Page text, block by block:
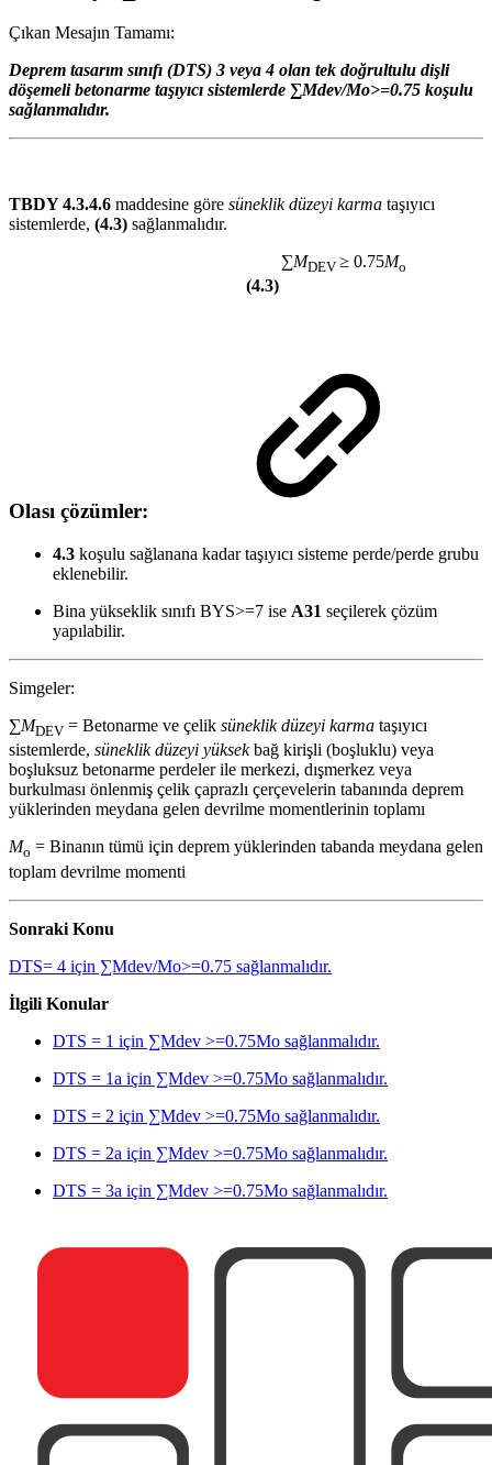
Çıkan Mesajın Tamamı:
Deprem tasarım sınıfı (DTS) 3 veya 4 olan tek doğrultulu dişli
döşemeli betonarme taşıyıcı sistemlerde ∑Mdev/Mo>=0.75 koşulu
sağlanmalıdır.
TBDY 4.3.4.6 maddesine göre süneklik düzeyi karma taşıyıcı
sistemlerde, (4.3) sağlanmalıdır.
∑MDEV ≥ 0.75Mo
(4.3)
Olası çözümler:
4.3 koşulu sağlanana kadar taşıyıcı sisteme perde/perde grubu
eklenebilir.
Bina yükseklik sınıfı BYS>=7 ise A31 seçilerek çözüm
yapılabilir.
Simgeler:
∑MDEV = Betonarme ve çelik süneklik düzeyi karma taşıyıcı
sistemlerde, süneklik düzeyi yüksekbağ kirişli (boşluklu) veya
boşluksuz betonarme perdeler ile merkezi, dışmerkez veya
burkulması önlenmiş çelik çaprazlı çerçevelerin tabanında deprem
yüklerinden meydana gelen devrilme momentlerinin toplamı
Mo = Binanın tümü için deprem yüklerinden tabanda meydana gelen
toplam devrilme momenti
Sonraki Konu
DTS= 4 için ∑Mdev/Mo>=0.75 sağlanmalıdır.
İlgili Konular
DTS = 1 için ∑Mdev >=0.75Mo sağlanmalıdır.
DTS = 1a için ∑Mdev >=0.75Mo sağlanmalıdır.
DTS = 2 için ∑Mdev >=0.75Mo sağlanmalıdır.
DTS = 2a için ∑Mdev >=0.75Mo sağlanmalıdır.
DTS = 3a için ∑Mdev >=0.75Mo sağlanmalıdır.